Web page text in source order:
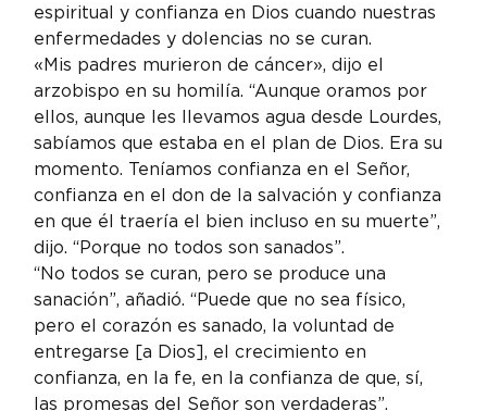
espiritual y confianza en Dios cuando nuestras
enfermedades y dolencias no se curan.
«Mis padres murieron de cáncer», dijo el
arzobispo en su homilía. “Aunque oramos por
ellos, aunque les llevamos agua desde Lourdes,
sabíamos que estaba en el plan de Dios. Era su
momento. Teníamos confianza en el Señor,
confianza en el don de la salvación y confianza
en que él traería el bien incluso en su muerte”,
dijo. “Porque no todos son sanados”.
“No todos se curan, pero se produce una
sanación”, añadió. “Puede que no sea físico,
pero el corazón es sanado, la voluntad de
entregarse [a Dios], el crecimiento en
confianza, en la fe, en la confianza de que, sí,
las promesas del Señor son verdaderas”.